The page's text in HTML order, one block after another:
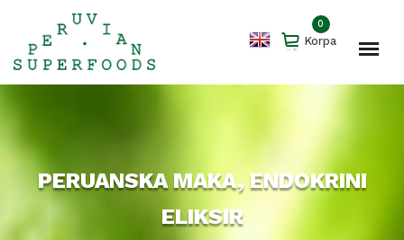
0
Korpa
PERUANSKA MAKA, ENDOKRINI
ELIKSIR